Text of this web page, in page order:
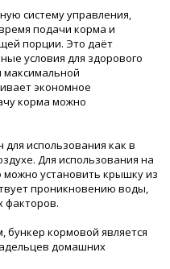
систему управления,
подачи корма и
порции. Это даёт
условия для здорового
максимальной
экономное
корма можно
использования как в
Для использования на
установить крышку из
проникновению воды,
факторов.
бункер кормовой является
домашних